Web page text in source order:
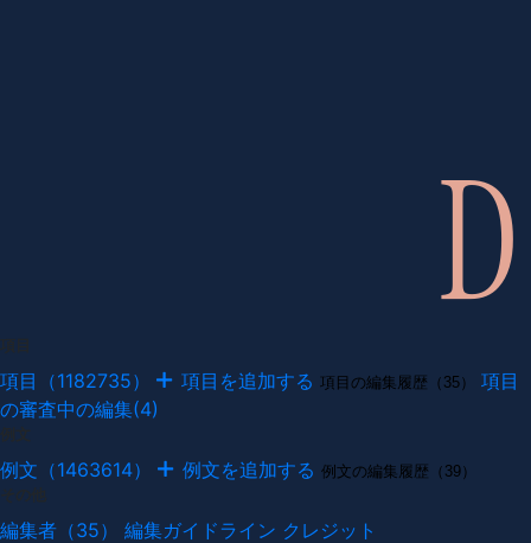
項目（1182735） 項目を追加する 項目の編集履歴（35）
項目
の審査中の編集(4)
例文（1463614） 例文を追加する 例文の編集履歴（39）
編集者（35） 編集ガイドライン クレジット